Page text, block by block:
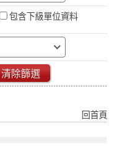
包含下級單位資料
清除篩選
回首頁